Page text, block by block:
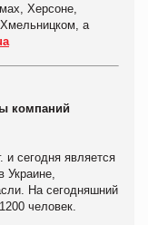
Херсоне,
а
компаний
и сегодня является
Украине,
На сегодняшний
человек.